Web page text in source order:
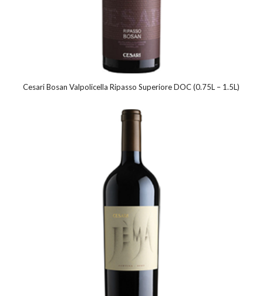
Cesari Bosan Valpolicella Ripasso Superiore DOC (0.75L – 1.5L)